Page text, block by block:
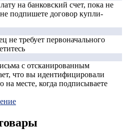
на банковский счет, пока не
подпишете договор купли-
не требует первоначального
с отсканированным
что вы идентифицировали
на месте, когда подписываете